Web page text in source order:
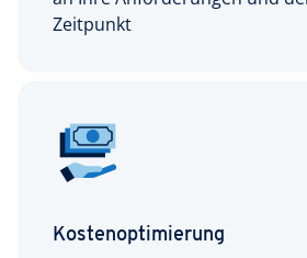
Zeitpunkt
Kostenoptimierung